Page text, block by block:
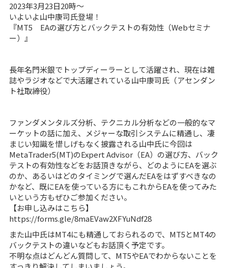
2023年3月23日20時～
いよいよ山中康司氏登場！
『MT5 EAの選び方とバックテストの有効性（Webセミナ
ー）』
長年名門米銀でトップディーラーとして活躍され、現在は雑
誌やラジオなどで大活躍されている山中康司氏（アセンダン
ト社取締役）
ファンダメンタルズ分析、テクニカル分析などの一般的なマ
ーケットの話に加え、メジャーな取引システムに精通し、凄
まじい知識を惜しげもなく披露される山中氏に今回は
MetaTrader5(MT)のExpert Advisor（EA）の選び方、バック
テストの有効性などをお話頂きながら、どのようにEAを選ぶ
のか、あるいはどのタイミングで選んだEAをはずすべきなの
かなど、既にEAを使っている方にもこれからEAを使ってみた
いという方もぜひご参加ください。
【お申し込みはこちら】
https://forms.gle/8maEVaw2XFYuNdf28
また山中氏はMT4にも精通しておられるので、MT5とMT4の
バックテストの違いなどもお話頂く予定です。
不明な点はどんどん質問して、MT5やEAでわからないことを